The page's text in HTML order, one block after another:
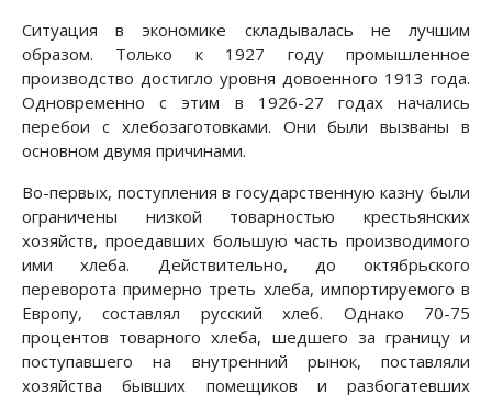
Ситуация в экономике складывалась не лучшим
образом. Только к 1927 году промышленное
производство достигло уровня довоенного 1913 года.
Одновременно с этим в 1926-27 годах начались
перебои с хлебозаготовками. Они были вызваны в
основном двумя причинами.
Во-первых, поступления в государственную казну были
ограничены низкой товарностью крестьянских
хозяйств, проедавших большую часть производимого
ими хлеба. Действительно, до октябрьского
переворота примерно треть хлеба, импортируемого в
Европу, составлял русский хлеб. Однако 70-75
процентов товарного хлеба, шедшего за границу и
поступавшего на внутренний рынок, поставляли
хозяйства бывших помещиков и разбогатевших